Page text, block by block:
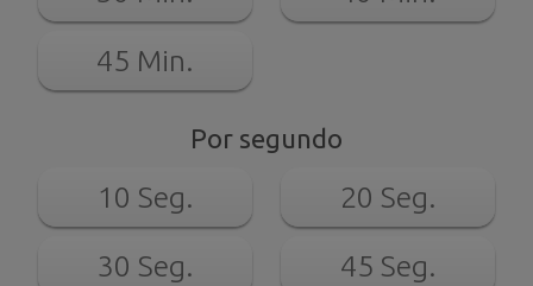
45 Min.
Por segundo
10 Seg. 20 Seg.
30 Seg. 45 Seg.